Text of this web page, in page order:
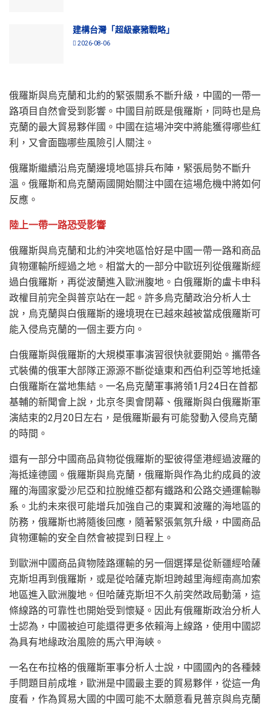
建構台灣「超級豪豬戰略」
2026-08-06
俄羅斯與烏克蘭和北約的緊張關系不斷升級，中國的一帶一
路項目自然會受到影響。中國目前既是俄羅斯，同時也是烏
克蘭的最大貿易夥伴國。中國在這場沖突中將能獲得哪些紅
利，又會面臨哪些風險引人關注。
俄羅斯繼續沿烏克蘭邊境地區排兵布陣，緊張局勢不斷升
溫。俄羅斯和烏克蘭兩國開始關注中國在這場危機中將如何
反應。
陸上一帶一路恐受影響
俄羅斯與烏克蘭和北約沖突地區恰好是中國一帶一路和商品
貨物運輸所經過之地。相當大的一部分中歐班列從俄羅斯經
過白俄羅斯，再從波蘭進入歐洲腹地。白俄羅斯的盧卡申科
政權目前完全與普京站在一起。許多烏克蘭政治分析人士
說，烏克蘭與白俄羅斯的邊境現在已越來越被當成俄羅斯可
能入侵烏克蘭的一個主要方向。
白俄羅斯與俄羅斯的大規模軍事演習很快就要開始。攜帶各
式裝備的俄軍大部隊正源源不斷從遠東和西伯利亞等地抵達
白俄羅斯在當地集結。一名烏克蘭軍事將領1月24日在首都
基輔的新聞會上說，北京冬奧會閉幕、俄羅斯與白俄羅斯軍
演結束的2月20日左右，是俄羅斯最有可能發動入侵烏克蘭
的時間。
還有一部分中國商品貨物從俄羅斯的聖彼得堡港經過波羅的
海抵達德國。俄羅斯與烏克蘭，俄羅斯與作為北約成員的波
羅的海國家愛沙尼亞和拉脫維亞都有鐵路和公路交通運輸聯
系。北約未來很可能增兵加強自己的東翼和波羅的海地區的
防務，俄羅斯也將隨後回應，隨著緊張氣氛升級，中國商品
貨物運輸的安全自然會被提到日程上。
到歐洲中國商品貨物陸路運輸的另一個選擇是從新疆經哈薩
克斯坦再到俄羅斯，或是從哈薩克斯坦跨越里海經南高加索
地區進入歐洲腹地。但哈薩克斯坦不久前突然政局動蕩，這
條線路的可靠性也開始受到懷疑。因此有俄羅斯政治分析人
士認為，中國被迫可能還得更多依賴海上線路，使用中國認
為具有地緣政治風險的馬六甲海峽。
一名在布拉格的俄羅斯軍事分析人士說，中國國內的各種棘
手問題目前成堆，歐洲是中國最主要的貿易夥伴，從這一角
度看，作為貿易大國的中國可能不太願意看見普京與烏克蘭